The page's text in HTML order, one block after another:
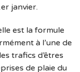
janvier.
est la formule
à l’une de
trafics d’êtres
de plaie du